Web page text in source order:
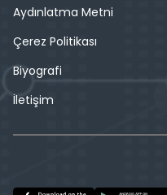
Aydınlatma Metni
Çerez Politikası
Biyografi
İletişim